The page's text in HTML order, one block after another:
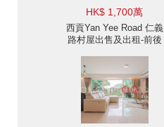
HK$ 1,700萬
西貢Yan Yee Road 仁義
路村屋出售及出租-前後